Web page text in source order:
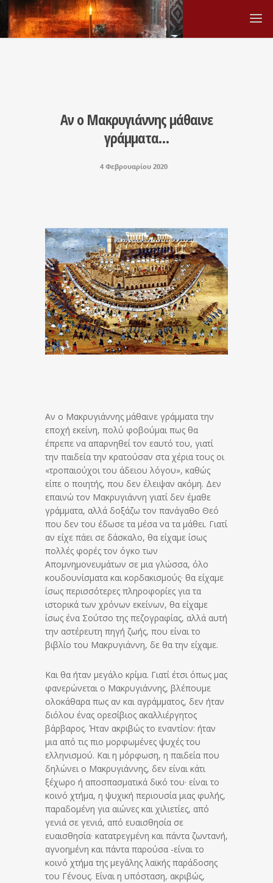
Αν ο Μακρυγιάννης μάθαινε
γράμματα…
4 Φεβρουαρίου 2020
Αν ο Μακρυγιάννης μάθαινε γράμματα την
εποχή εκείνη, πολύ φοβούμαι πως θα
έπρεπε να απαρνηθεί τον εαυτό του, γιατί
την παιδεία την κρατούσαν στα χέρια τους οι
«τροπαιούχοι του άδειου λόγου», καθώς
είπε ο ποιητής, που δεν έλειψαν ακόμη. Δεν
επαινώ τον Μακρυγιάννη γιατί δεν έμαθε
γράμματα, αλλά δοξάζω τον πανάγαθο Θεό
που δεν του έδωσε τα μέσα να τα μάθει. Γιατί
αν είχε πάει σε δάσκαλο, θα είχαμε ίσως
πολλές φορές τον όγκο των
Απομνημονευμάτων σε μια γλώσσα, όλο
κουδουνίσματα και κορδακισμούς· θα είχαμε
ίσως περισσότερες πληροφορίες για τα
ιστορικά των χρόνων εκείνων, θα είχαμε
ίσως ένα Σούτσο της πεζογραφίας, αλλά αυτή
την αστέρευτη πηγή ζωής, που είναι το
βιβλίο του Μακρυγιάννη, δε θα την είχαμε.
Και θα ήταν μεγάλο κρίμα. Γιατί έτσι όπως μας
φανερώνεται ο Μακρυγιάννης, βλέπουμε
ολοκάθαρα πως αν και αγράμματος, δεν ήταν
διόλου ένας ορεσίβιος ακαλλιέργητος
βάρβαρος. Ήταν ακριβώς το εναντίον: ήταν
μια από τις πιο μορφωμένες ψυχές του
ελληνισμού. Και η μόρφωση, η παιδεία που
δηλώνει ο Μακρυγιάννης, δεν είναι κάτι
ξέχωρο ή αποσπασματικά δικό του· είναι το
κοινό χτήμα, η ψυχική περιουσία μιας φυλής,
παραδομένη για αιώνες και χιλιετίες, από
γενιά σε γενιά, από ευαισθησία σε
ευαισθησία· κατατρεγμένη και πάντα ζωντανή,
αγνοημένη και πάντα παρούσα -είναι το
κοινό χτήμα της μεγάλης λαϊκής παράδοσης
του Γένους. Είναι η υπόσταση, ακριβώς,